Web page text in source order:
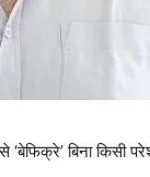
‘बेफिक्रे’ बिना किसी